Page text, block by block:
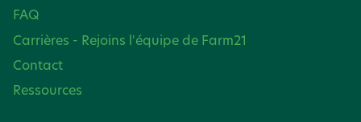
FAQ
Carrières - Rejoins l'équipe de Farm21
Contact
Ressources